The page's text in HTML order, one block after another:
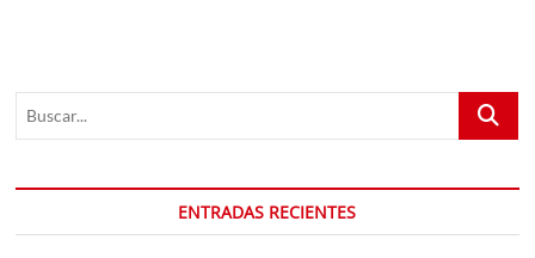
Buscar...
ENTRADAS RECIENTES